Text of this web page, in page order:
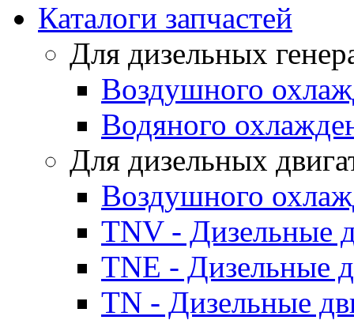
Каталоги запчастей
Для дизельных
Воздушного
Водяного
Для дизельных
Воздушного
TNV - Дизельные
TNE - Дизельные
TN - Дизельные